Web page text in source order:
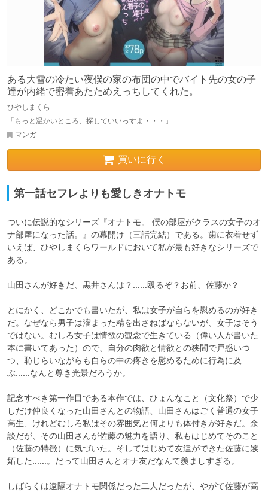
ある大雪の冷たい夜僕の家の布団の中でバイト先の女の子
達が内緒で密着あたためえっちしてくれた。
ひやしまくら
「もっと温かいところ、探していいっすよ・・・」
マンガ
買いに行く
第一話セフレよりも愛しきオナトモ
ついに伝説的なシリーズ『オナトモ。 僕の部屋がクラスの女子のオ
ナ部屋になった話。』の幕開け（三話完結）である。歯に衣着せず
いえば、ひやしまくらワールドにおいて私が最も好きなシリーズで
ある。
山田さんが好きだ、黒井さんは？……殴るぞ？お前、佐藤か？
とにかく、どこかでも書いたが、私は女子が自らを慰めるのが好き
だ。なぜなら男子は溜まった精を出さねばならないが、女子はそう
ではない。むしろ女子は情欲の観念で生きている（偉い人が書いた
本に書いてあった）ので、自分の肉欲と情欲との狭間で戸惑いつ
つ、恥じらいながらも自らの中の疼きを慰めるために行為に及
ぶ……なんと尊き光景だろうか。
記念すべき第一作目である本作では、ひょんなこと（文化祭）で少
しだけ仲良くなった山田さんとの物語、山田さんはごく普通の女子
高生、けれどむしろ私はその雰囲気と何よりも体付きが好きだ。余
談だが、その山田さんが佐藤の魅力を語り、私もはじめてそのこと
（佐藤の特徴）に気づいた。そしてはじめて友達ができた佐藤に嫉
妬した……。だって山田さんとオナ友だなんて羨ましすぎる。
しばらくは遠隔オナトモ関係だった二人だったが、やがて佐藤が高